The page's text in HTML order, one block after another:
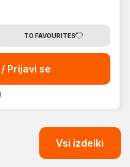
TO FAVOURITES
Prijavi se
Vsi izdelki